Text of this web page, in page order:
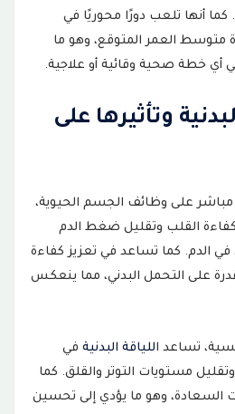
أنها تلعب دورًا محوريًا في
متوسط العمر المتوقع، وهو ما
أي خطة صحية وقائية أو علاجية.
وتأثيرها على
مباشر على وظائف الجسم الحيوية،
القلب وتقليل ضغط الدم
الدم. كما تساعد في تعزيز كفاءة
على التحمل البدني، مما ينعكس
تساعد اللياقة البدنية في
مستويات التوتر والقلق. كما
السعادة، وهو ما يؤدي إلى تحسين